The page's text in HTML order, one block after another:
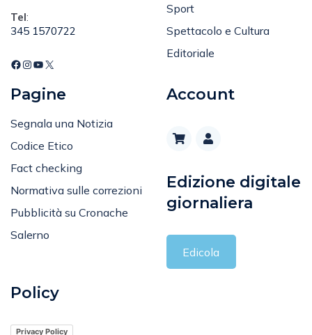
Tel:
345 1570722
Sport
Spettacolo e Cultura
Editoriale
Pagine
Segnala una Notizia
Codice Etico
Fact checking
Normativa sulle correzioni
Pubblicità su Cronache
Salerno
Account
Edizione digitale
giornaliera
Edicola
Policy
Privacy Policy